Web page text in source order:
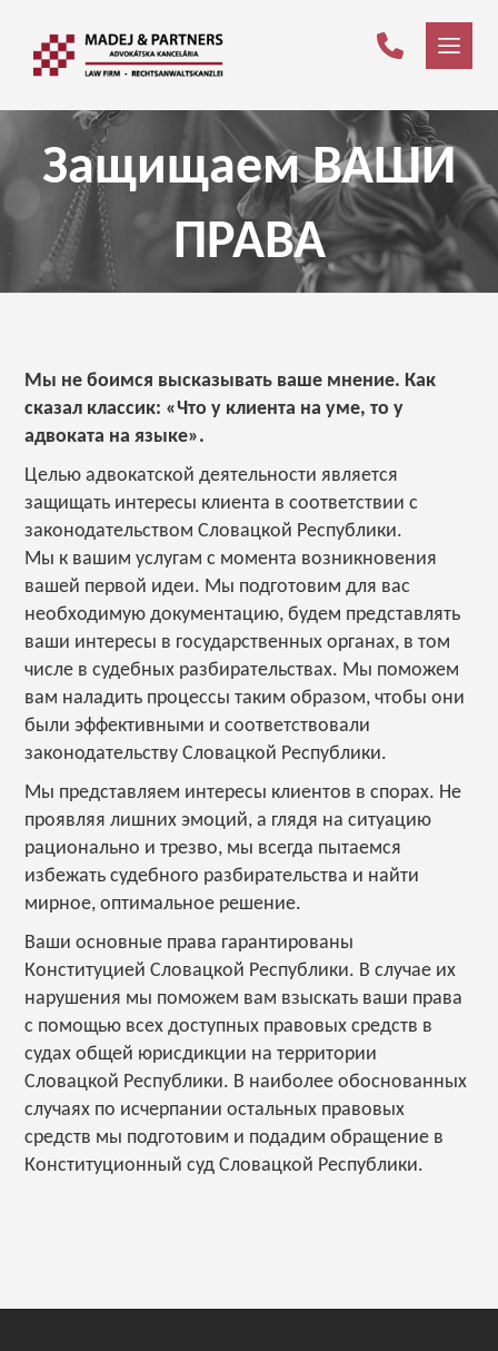
Защищаем ВАШИ
ПРАВА
Мы не боимся высказывать ваше мнение. Как
сказал классик: «Что у клиента на уме, то у
адвоката на языке».
Целью адвокатской деятельности является
защищать интересы клиента в соответствии с
законодательством Словацкой Республики.
Мы к вашим услугам с момента возникновения
вашей первой идеи. Мы подготовим для вас
необходимую документацию, будем представлять
ваши интересы в государственных органах, в том
числе в судебных разбирательствах. Мы поможем
вам наладить процессы таким образом, чтобы они
были эффективными и соответствовали
законодательству Словацкой Республики.
Мы представляем интересы клиентов в спорах. Не
проявляя лишних эмоций, а глядя на ситуацию
рационально и трезво, мы всегда пытаемся
избежать судебного разбирательства и найти
мирное, оптимальное решение.
Ваши основные права гарантированы
Конституцией Словацкой Республики. В случае их
нарушения мы поможем вам взыскать ваши права
с помощью всех доступных правовых средств в
судах общей юрисдикции на территории
Словацкой Республики. В наиболее обоснованных
случаях по исчерпании остальных правовых
средств мы подготовим и подадим обращение в
Конституционный суд Словацкой Республики.